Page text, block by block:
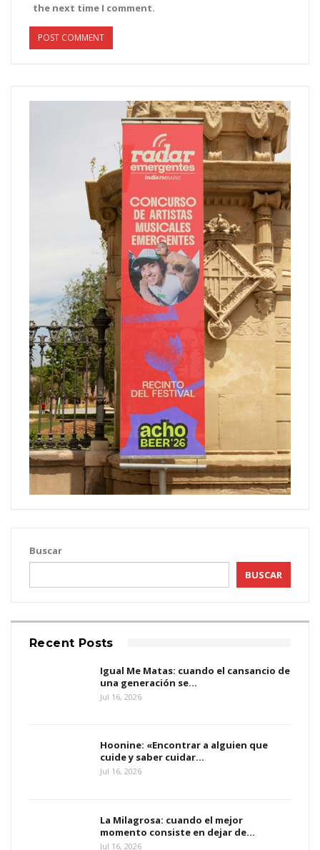
the next time I comment.
Buscar
BUSCAR
Recent Posts
Igual Me Matas: cuando el cansancio de
una generación se…
Jul 16, 2026
Hoonine: «Encontrar a alguien que
cuide y saber cuidar…
Jul 16, 2026
La Milagrosa: cuando el mejor
momento consiste en dejar de…
Jul 16, 2026